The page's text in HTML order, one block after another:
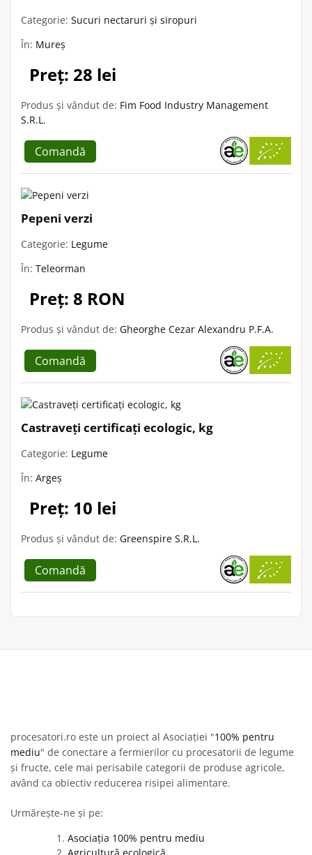
Categorie: Sucuri nectaruri și siropuri
În: Mureș
Preț: 28 lei
Produs și vândut de: Fim Food Industry Management
S.R.L.
Comandă
Pepeni verzi
Categorie: Legume
În: Teleorman
Preț: 8 RON
Produs și vândut de: Gheorghe Cezar Alexandru P.F.A.
Comandă
Castraveți certificați ecologic, kg
Categorie: Legume
În: Argeș
Preț: 10 lei
Produs și vândut de: Greenspire S.R.L.
Comandă
procesatori.ro este un proiect al Asociației "100% pentru
mediu" de conectare a fermierilor cu procesatorii de legume
și fructe, cele mai perisabile categorii de produse agricole,
având ca obiectiv reducerea risipei alimentare.
Urmărește-ne și pe:
Asociația 100% pentru mediu
Agricultură ecologică